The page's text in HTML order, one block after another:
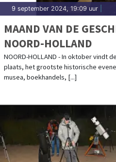
9 september 2024, 19:09 uur
MAAND VAN DE
NOORD-HOLLAND
NOORD-HOLLAND - In oktober vindt
plaats, het grootste historische
musea, boekhandels, [...]